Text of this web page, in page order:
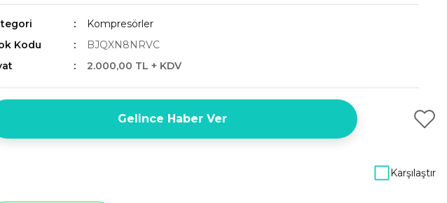
Kompresörler
Kodu
BJQXN8NRVC
2.000,00 TL + KDV
Gelince Haber Ver
Karşılaştır